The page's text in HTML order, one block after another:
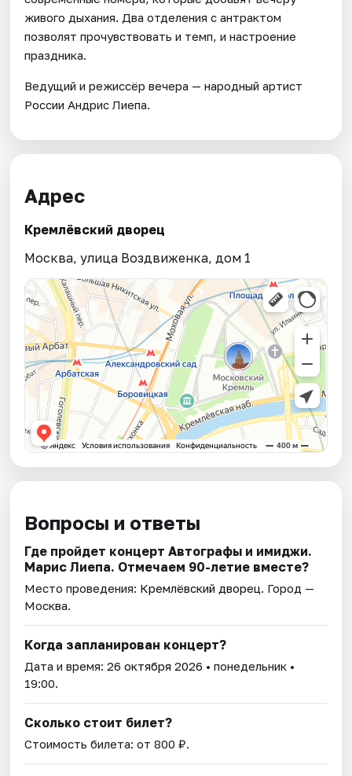
живого дыхания. Два отделения с антрактом
позволят прочувствовать и темп, и настроение
праздника.
Ведущий и режиссёр вечера — народный артист
России Андрис Лиепа.
Адрес
Кремлёвский дворец
Москва, улица Воздвиженка, дом 1
Вопросы и ответы
Где пройдет концерт Автографы и имиджи.
Марис Лиепа. Отмечаем 90-летие вместе?
Место проведения: Кремлёвский дворец. Город —
Москва.
Когда запланирован концерт?
Дата и время:26 октября 2026 • понедельник •
19:00.
Сколько стоит билет?
Стоимость билета: от 800 ₽.